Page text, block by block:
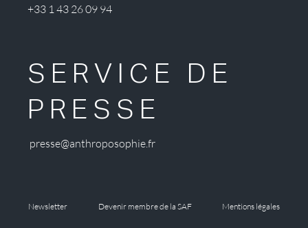
+33 1 43 26 09 94
SERVICE DE
PRESSE
presse@anthroposophie.fr
Newsletter Devenir membre de la SAF Mentions légales